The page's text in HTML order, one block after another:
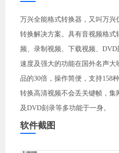
万兴全能格式转换器，又叫万兴
转换解决方案。具有音视频格式
频、录制视频、下载视频、
速度及强大的功能在国外名声大
品的30倍，操作简便，支持158
转换高清视频不会丢关键帧，集
及DVD刻录等多功能于一身。
软件截图